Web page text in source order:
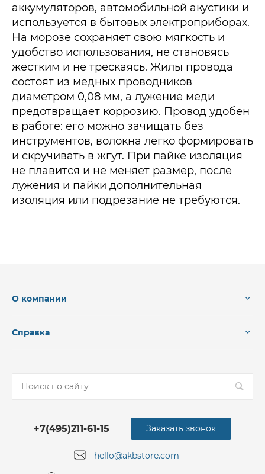
аккумуляторов, автомобильной акустики и
используется в бытовых электроприборах.
На морозе сохраняет свою мягкость и
удобство использования, не становясь
жестким и не трескаясь. Жилы провода
состоят из медных проводников
диаметром 0,08 мм, а лужение меди
предотвращает коррозию. Провод удобен
в работе: его можно зачищать без
инструментов, волокна легко формировать
и скручивать в жгут. При пайке изоляция
не плавится и не меняет размер, после
лужения и пайки дополнительная
изоляция или подрезание не требуются.
О компании
Справка
+7(495)211-61-15
hello@akbstore.com
Заказать звонок